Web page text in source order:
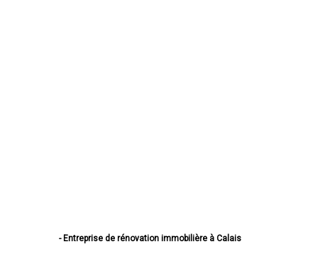
- Entreprise de rénovation immobilière à Calais